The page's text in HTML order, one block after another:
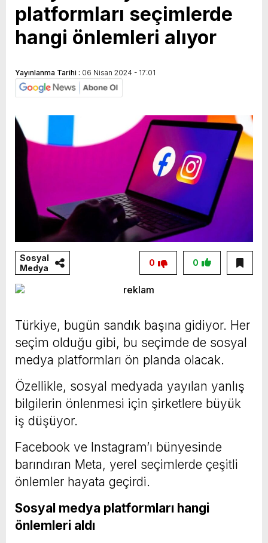
platformları seçimlerde
hangi önlemleri alıyor
Yayınlanma Tarihi : 06 Nisan 2024 - 17:01
Sosyal
Medya
0
0
Türkiye, bugün sandık başına gidiyor. Her
seçim olduğu gibi, bu seçimde de sosyal
medya platformları ön planda olacak.
Özellikle, sosyal medyada yayılan yanlış
bilgilerin önlenmesi için şirketlere büyük
iş düşüyor.
Facebook ve Instagram’ı bünyesinde
barındıran Meta, yerel seçimlerde çeşitli
önlemler hayata geçirdi.
Sosyal medya platformları hangi
önlemleri aldı